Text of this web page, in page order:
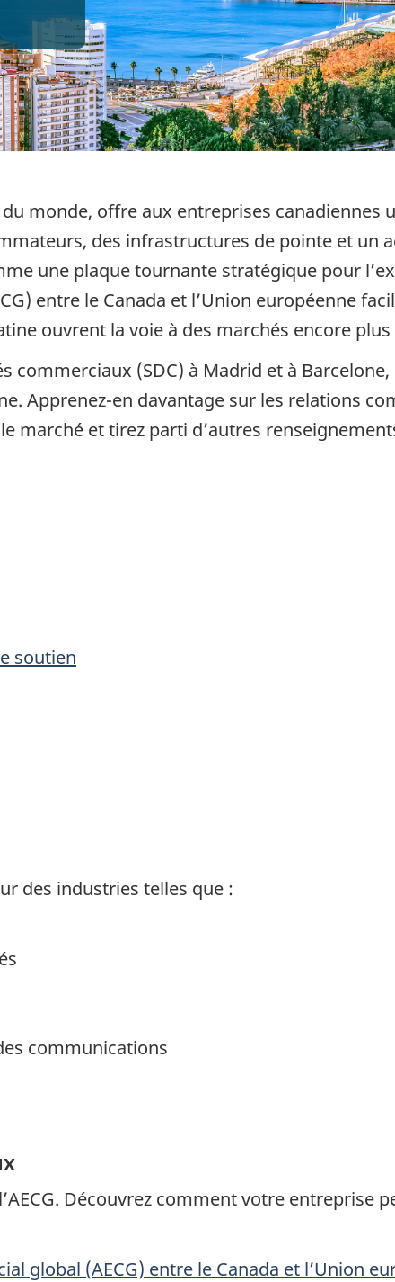
du monde, offre aux entreprises canadiennes
des infrastructures de pointe et un
une plaque tournante stratégique pour
entre le Canada et l’Union européenne
ouvrent la voie à des marchés encore plus
commerciaux (SDC) à Madrid et à
Apprenez-en davantage sur les relations
marché et tirez parti d’autres
soutien
des industries telles que :
communications
Découvrez comment votre entreprise
global (AECG) entre le Canada et l’Union